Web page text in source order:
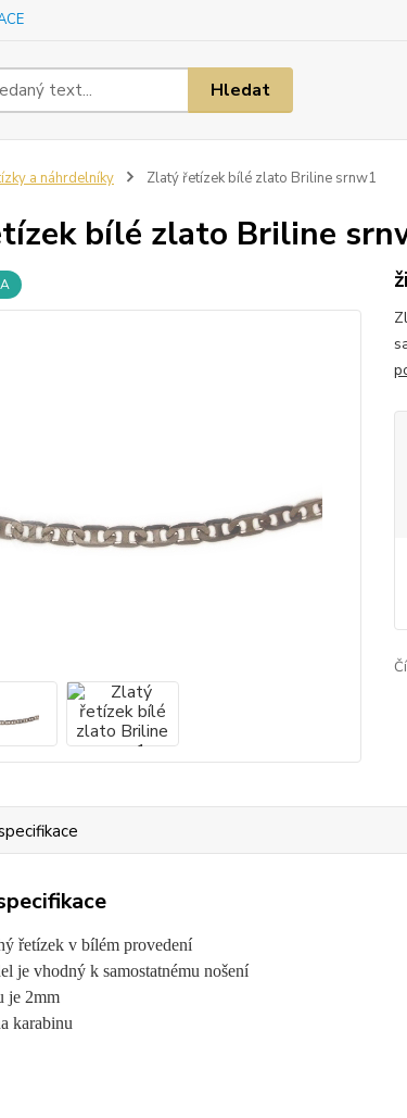
Hledat
a náhrdelníky Zlatý řetízek bílé zlato Briline srnw1
bílé zlato Briline
řetízek v bílém provedení
je vhodný k samostatnému nošení
je 2mm
karabinu